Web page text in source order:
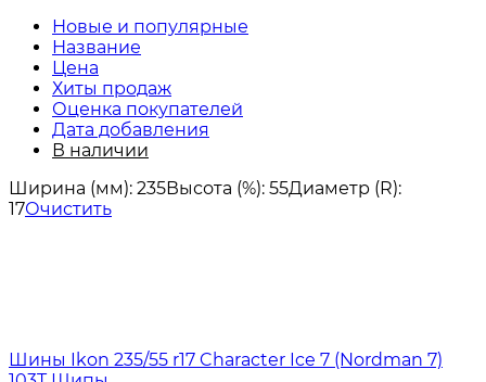
Новые и популярные
Название
Цена
Хиты продаж
Оценка покупателей
Дата добавления
В наличии
Ширина (мм): 235Высота (%): 55Диаметр (R):
17Очистить
Шины Ikon 235/55 r17 Character Ice 7 (Nordman 7)